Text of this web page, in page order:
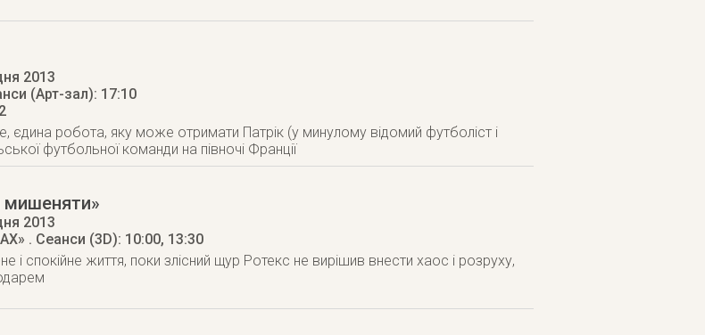
2013
(Арт-зал): 17:10
єдина робота, яку може отримати Патрік (у минулому відомий футболіст і
футбольної команди на півночі Франції
мишеняти»
2013
. Сеанси (3D): 10:00, 13:30
і спокійне життя, поки злісний щур Ротекс не вирішив внести хаос і розруху,